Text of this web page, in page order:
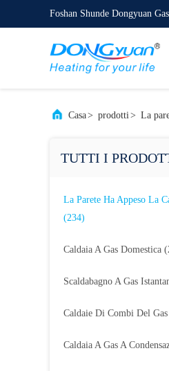
Foshan Shunde Dongyuan
Casa> prodotti> La
TUTTI I
La Parete Ha Appeso La
(234)
Caldaia A Gas Domestica
Scaldabagno A Gas
Caldaie Di Combi Del Gas
Caldaia A Gas A